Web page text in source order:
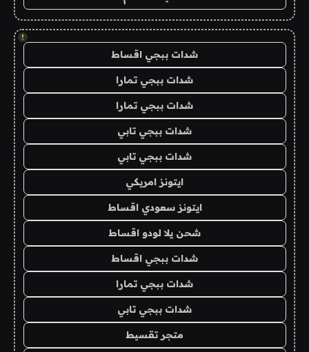
!
شدات ببجي اقساط
شدات ببجي تمارا
شدات ببجي تمارا
شدات ببجي تابي
شدات ببجي تابي
ايتونز امريكي
ايتونز سعودي اقساط
شحن يلا لودو اقساط
شدات ببجي اقساط
شدات ببجي تمارا
شدات ببجي تابي
متجر تقسيط